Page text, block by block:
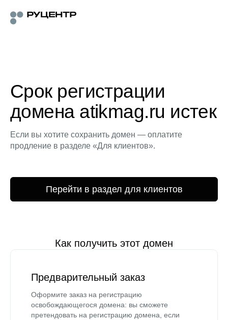
Срок регистрации
домена atikmag.ru истек
Если вы хотите сохранить домен — оплатите
продление в разделе «Для клиентов».
Перейти в раздел для клиентов
Как получить этот домен
Предварительный заказ
Оформите заказ на регистрацию
освобождающегося домена: вы сможете
претендовать на регистрацию домена, если